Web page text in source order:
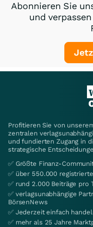
Abonnieren Sie
und
Profitieren Sie von
zentralen
und fundierten Zugang in
strategische
✅ Größte Finanz-
✅ über 550.000
✅ rund 2.000 Beiträge pro
✅ verlagsunabhängige
BörsenNews
✅ Jederzeit einfach
✅ mehr als 25 Jahre